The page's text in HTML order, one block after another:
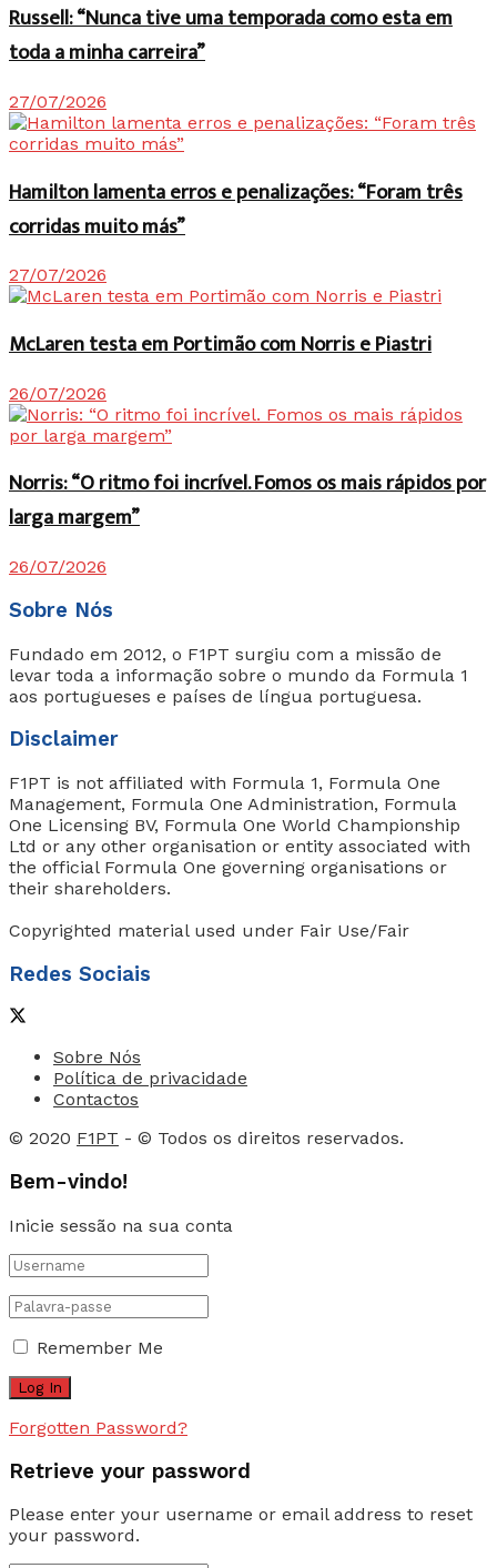
Russell: “Nunca tive uma temporada como esta em
toda a minha carreira”
27/07/2026
Hamilton lamenta erros e penalizações: “Foram três
corridas muito más”
27/07/2026
McLaren testa em Portimão com Norris e Piastri
26/07/2026
Norris: “O ritmo foi incrível. Fomos os mais rápidos por
larga margem”
26/07/2026
Sobre Nós
Fundado em 2012, o F1PT surgiu com a missão de
levar toda a informação sobre o mundo da Formula 1
aos portugueses e países de língua portuguesa.
Disclaimer
F1PT is not affiliated with Formula 1, Formula One
Management, Formula One Administration, Formula
One Licensing BV, Formula One World Championship
Ltd or any other organisation or entity associated with
the official Formula One governing organisations or
their shareholders.
Copyrighted material used under Fair Use/Fair
Redes Sociais
Sobre Nós
Política de privacidade
Contactos
© 2020 F1PT - © Todos os direitos reservados.
Bem-vindo!
Inicie sessão na sua conta
Remember Me
Forgotten Password?
Retrieve your password
Please enter your username or email address to reset
your password.